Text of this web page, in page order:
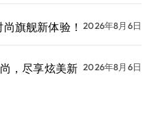
旗舰新体验！ 2026年8月6日
，尽享炫美新 2026年8月6日